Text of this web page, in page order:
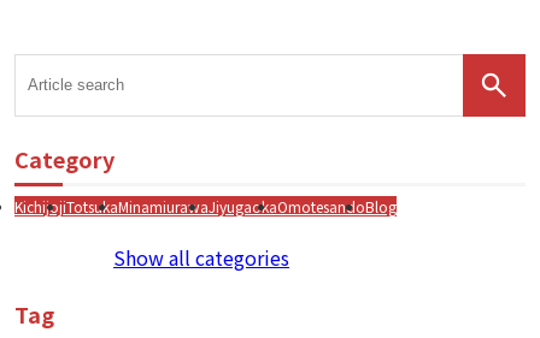
Category
KichijojiTotsukaMinamiurawaJiyugaokaOmotesandoBlog
Show all categories
Tag